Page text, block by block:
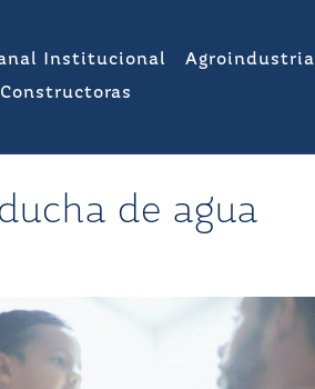
Institucional
Agroindustria
de agua